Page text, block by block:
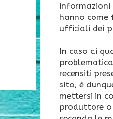
hanno come
ufficiali dei
In caso di
recensiti
sito, è
mettersi in
produttore